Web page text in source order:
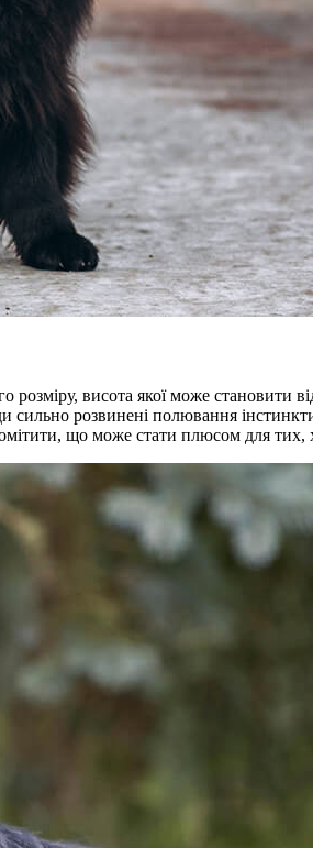
розміру, висота якої може становити
сильно розвинені полювання
що може стати плюсом для